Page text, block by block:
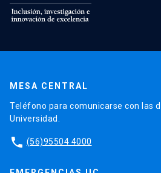
MESA CENTRAL
Teléfono para comunicarse con las
Universidad.
phone (56)95504 4000